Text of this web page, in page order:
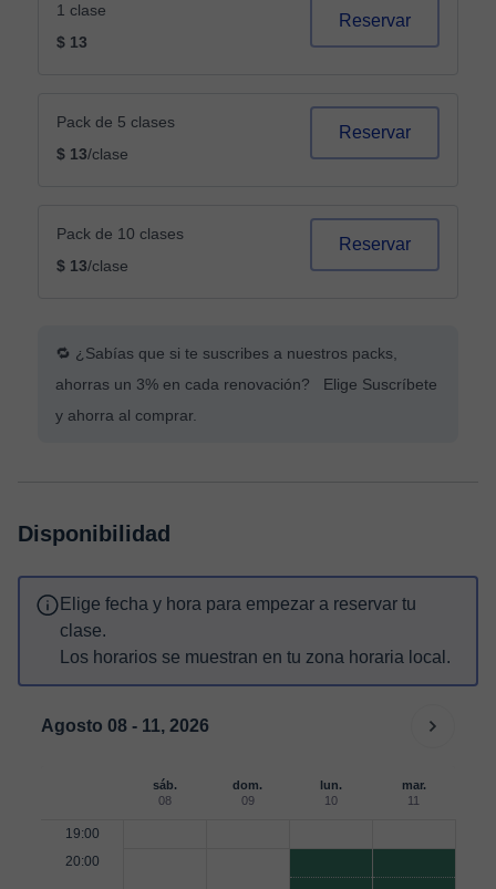
1 clase
$ 13
Reservar
Pack de 5 clases
$ 13/clase
Reservar
Pack de 10 clases
$ 13/clase
Reservar
🔁 ¿Sabías que si te suscribes a nuestros packs,
ahorras un 3% en cada renovación? Elige Suscríbete
y ahorra al comprar.
Disponibilidad
Elige fecha y hora para empezar a reservar tu
clase.
Los horarios se muestran en tu zona horaria local.
Agosto 08 - 11, 2026
sáb.
08
dom.
09
lun.
10
mar.
11
19:00
20:00